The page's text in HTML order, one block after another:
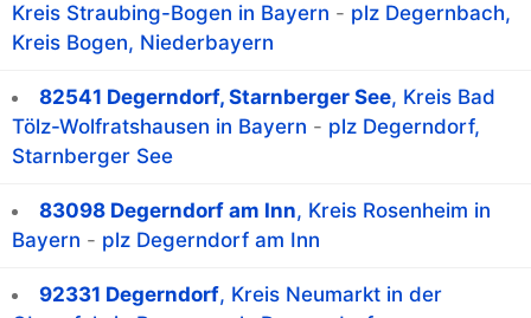
Kreis Straubing-Bogen in Bayern - plz Degernbach,
Kreis Bogen, Niederbayern
82541 Degerndorf, Starnberger See, Kreis Bad
Tölz-Wolfratshausen in Bayern - plz Degerndorf,
Starnberger See
83098 Degerndorf am Inn, Kreis Rosenheim in
Bayern - plz Degerndorf am Inn
92331 Degerndorf, Kreis Neumarkt in der